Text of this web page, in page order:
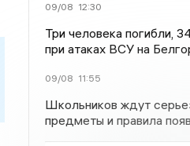
09/08 12:30
Три человека погибли,
при атаках ВСУ на
09/08 11:55
Школьников ждут
предметы и правила